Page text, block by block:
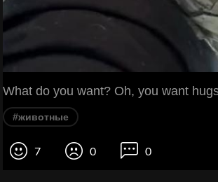
What do you want? Oh, you want
#животные
7 0 0